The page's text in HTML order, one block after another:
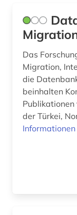
migrant (1)
Das
Migration,
die
beinhalten
Publikationen
der Türkei,
Informationen